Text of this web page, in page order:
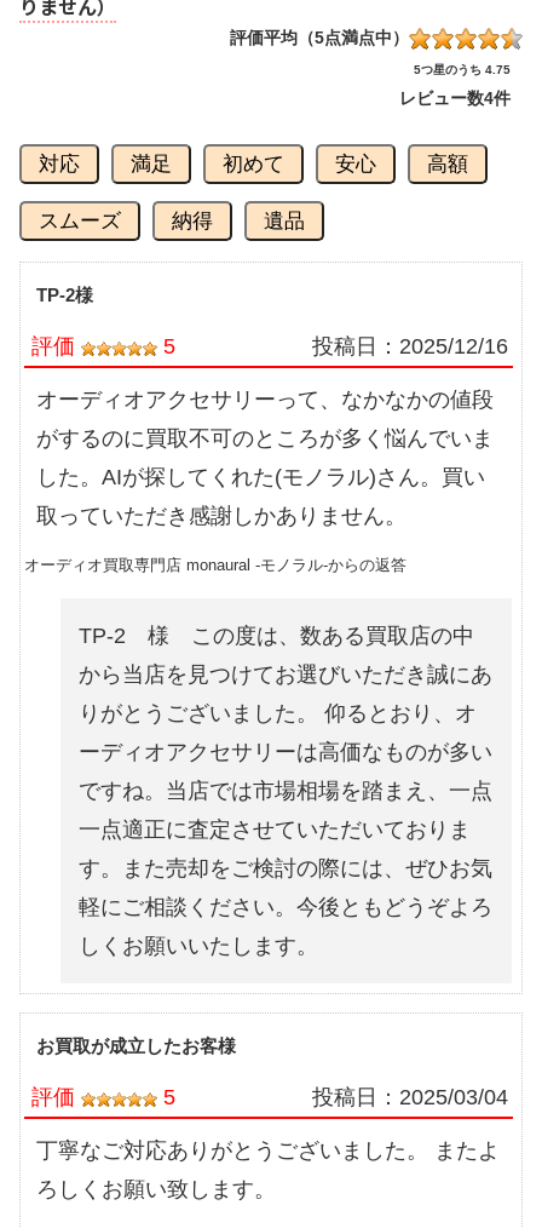
りません）
評価平均（5点満点中）
5つ星のうち 4.75
レビュー数4件
対応 満足 初めて 安心 高額
スムーズ 納得 遺品
TP-2様
評価 5 投稿日： 2025/12/16
オーディオアクセサリーって、なかなかの値段
がするのに買取不可のところが多く悩んでいま
した。AIが探してくれた(モノラル)さん。買い
取っていただき感謝しかありません。
オーディオ買取専門店 monaural -モノラル-からの返答
TP-2 様 この度は、数ある買取店の中
から当店を見つけてお選びいただき誠にあ
りがとうございました。 仰るとおり、オ
ーディオアクセサリーは高価なものが多い
ですね。当店では市場相場を踏まえ、一点
一点適正に査定させていただいておりま
す。また売却をご検討の際には、ぜひお気
軽にご相談ください。今後ともどうぞよろ
しくお願いいたします。
お買取が成立したお客様
評価 5 投稿日： 2025/03/04
丁寧なご対応ありがとうございました。 またよ
ろしくお願い致します。